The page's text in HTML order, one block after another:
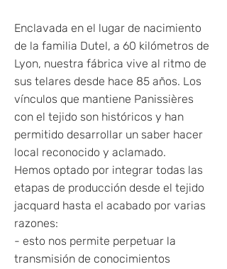
Enclavada en el lugar de nacimiento
de la familia Dutel, a 60 kilómetros de
Lyon, nuestra fábrica vive al ritmo de
sus telares desde hace 85 años. Los
vínculos que mantiene Panissières
con el tejido son históricos y han
permitido desarrollar un saber hacer
local reconocido y aclamado.
Hemos optado por integrar todas las
etapas de producción desde el tejido
jacquard hasta el acabado por varias
razones:
- esto nos permite perpetuar la
transmisión de conocimientos